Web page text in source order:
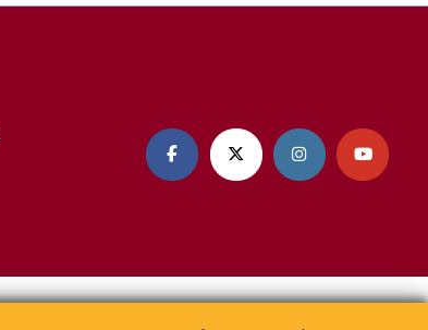
   